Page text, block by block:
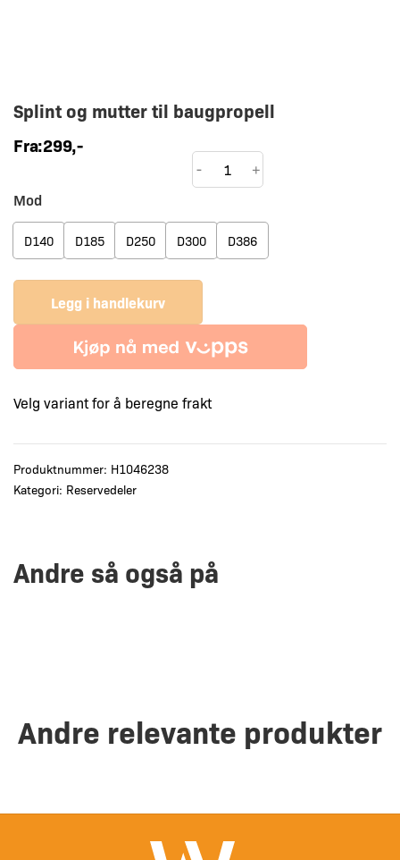
Splint og mutter til baugpropell
Fra:299,-
Splint
og
til
baugpropell
antall
- +
Mod
D140 D185 D250 D300 D386
Legg i handlekurv
Velg variant for å beregne frakt
Produktnummer: H1046238
Kategori: Reservedeler
Andre så også på
Andre relevante produkter